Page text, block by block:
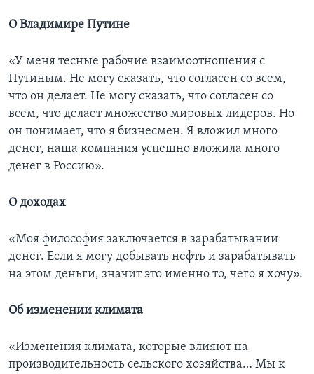
О Владимире Путине
«У меня тесные рабочие взаимоотношения с
Путиным. Не могу сказать, что согласен со всем,
что он делает. Не могу сказать, что согласен со
всем, что делает множество мировых лидеров. Но
он понимает, что я бизнесмен. Я вложил много
денег, наша компания успешно вложила много
денег в Россию».
О доходах
«Моя философия заключается в зарабатывании
денег. Если я могу добывать нефть и зарабатывать
на этом деньги, значит это именно то, чего я хочу».
Об изменении климата
«Изменения климата, которые влияют на
производительность сельского хозяйства… Мы к